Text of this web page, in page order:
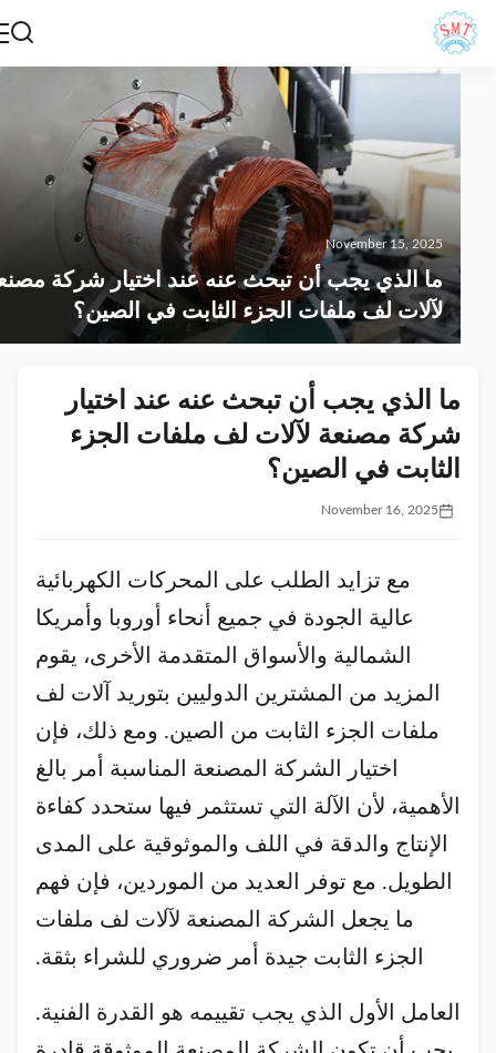
November 15, 2025
ما الذي يجب أن تبحث عنه عند اختيار شركة مصنعة
لآلات لف ملفات الجزء الثابت في الصين؟
ما الذي يجب أن تبحث عنه عند اختيار
شركة مصنعة لآلات لف ملفات الجزء
الثابت في الصين؟
November 16, 2025
مع تزايد الطلب على المحركات الكهربائية
عالية الجودة في جميع أنحاء أوروبا وأمريكا
الشمالية والأسواق المتقدمة الأخرى، يقوم
المزيد من المشترين الدوليين بتوريد آلات لف
ملفات الجزء الثابت من الصين. ومع ذلك، فإن
اختيار الشركة المصنعة المناسبة أمر بالغ
الأهمية، لأن الآلة التي تستثمر فيها ستحدد كفاءة
الإنتاج والدقة في اللف والموثوقية على المدى
الطويل. مع توفر العديد من الموردين، فإن فهم
ما يجعل الشركة المصنعة لآلات لف ملفات
الجزء الثابت جيدة أمر ضروري للشراء بثقة.
العامل الأول الذي يجب تقييمه هو القدرة الفنية.